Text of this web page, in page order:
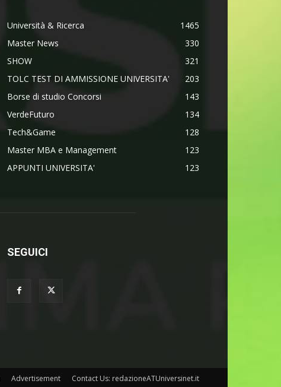
Università & Ricerca
1465
Master News
330
SHOW
321
TOLC TEST DI AMMISSIONE UNIVERSITA'
203
Borse di studio Concorsi
143
VerdeFuturo
134
Tech&Game
128
Master MBA e Management
123
APPUNTI UNIVERSITA'
123
SEGUICI
Advertisement Contact Us: redazioneATUniversinet.it